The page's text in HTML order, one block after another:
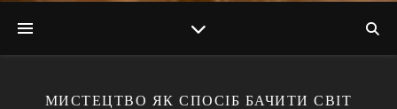
МИСТЕЦТВО ЯК СПОСІБ БАЧИТИ СВІТ